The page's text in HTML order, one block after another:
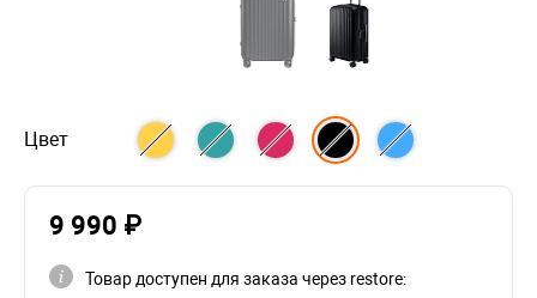
Цвет
9 990 ₽
Товар доступен для заказа через restore: